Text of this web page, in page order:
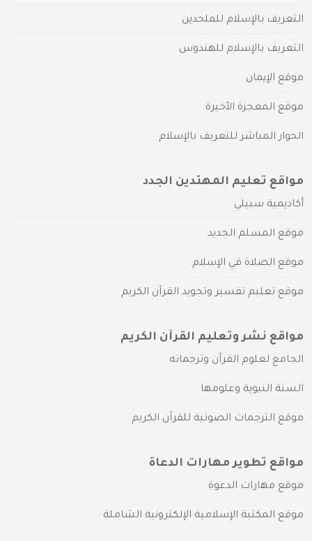
التعريف بالإسلام للملحدين
التعريف بالإسلام للهندوس
موقع الإيمان
موقع المعجزة الأخيرة
الحوار المباشر للتعريف بالإسلام
مواقع تعليم المهتدين الجدد
أكاديمية سبيلي
موقع المسلم الجديد
موقع الصلاة في الإسلام
موقع تعليم تفسير وتجويد القرآن الكريم
مواقع نشر وتعليم القرآن الكريم
الجامع لعلوم القرآن وترجماته
السنة النبوية وعلومها
موقع الترجمات الصوتية للقرآن الكريم
مواقع تطوير مهارات الدعاة
موقع مهارات الدعوة
موقع المكتبة الإسلامية الإلكترونية الشاملة